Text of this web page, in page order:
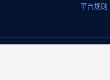
平台规则